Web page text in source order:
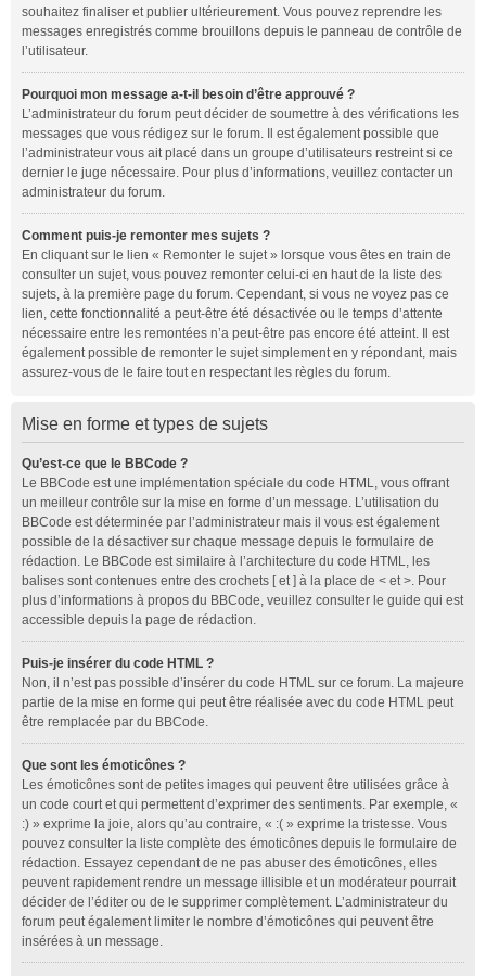
souhaitez finaliser et publier ultérieurement. Vous pouvez reprendre les
messages enregistrés comme brouillons depuis le panneau de contrôle de
l’utilisateur.
Pourquoi mon message a-t-il besoin d’être approuvé ?
L’administrateur du forum peut décider de soumettre à des vérifications les
messages que vous rédigez sur le forum. Il est également possible que
l’administrateur vous ait placé dans un groupe d’utilisateurs restreint si ce
dernier le juge nécessaire. Pour plus d’informations, veuillez contacter un
administrateur du forum.
Comment puis-je remonter mes sujets ?
En cliquant sur le lien « Remonter le sujet » lorsque vous êtes en train de
consulter un sujet, vous pouvez remonter celui-ci en haut de la liste des
sujets, à la première page du forum. Cependant, si vous ne voyez pas ce
lien, cette fonctionnalité a peut-être été désactivée ou le temps d’attente
nécessaire entre les remontées n’a peut-être pas encore été atteint. Il est
également possible de remonter le sujet simplement en y répondant, mais
assurez-vous de le faire tout en respectant les règles du forum.
Mise en forme et types de sujets
Qu’est-ce que le BBCode ?
Le BBCode est une implémentation spéciale du code HTML, vous offrant
un meilleur contrôle sur la mise en forme d’un message. L’utilisation du
BBCode est déterminée par l’administrateur mais il vous est également
possible de la désactiver sur chaque message depuis le formulaire de
rédaction. Le BBCode est similaire à l’architecture du code HTML, les
balises sont contenues entre des crochets [ et ] à la place de < et >. Pour
plus d’informations à propos du BBCode, veuillez consulter le guide qui est
accessible depuis la page de rédaction.
Puis-je insérer du code HTML ?
Non, il n’est pas possible d’insérer du code HTML sur ce forum. La majeure
partie de la mise en forme qui peut être réalisée avec du code HTML peut
être remplacée par du BBCode.
Que sont les émoticônes ?
Les émoticônes sont de petites images qui peuvent être utilisées grâce à
un code court et qui permettent d’exprimer des sentiments. Par exemple, «
:) » exprime la joie, alors qu’au contraire, « :( » exprime la tristesse. Vous
pouvez consulter la liste complète des émoticônes depuis le formulaire de
rédaction. Essayez cependant de ne pas abuser des émoticônes, elles
peuvent rapidement rendre un message illisible et un modérateur pourrait
décider de l’éditer ou de le supprimer complètement. L’administrateur du
forum peut également limiter le nombre d’émoticônes qui peuvent être
insérées à un message.